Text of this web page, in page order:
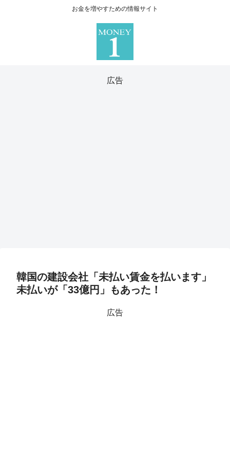
お金を増やすための情報サイト
広告
韓国の建設会社「未払い賃金を払います」
未払いが「33億円」もあった！
広告